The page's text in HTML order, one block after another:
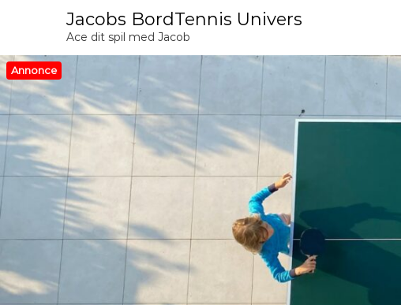
e
r
e
t
l
n
h
l
Jacobs BordTennis Univers
Ace dit spil med Jacob
Annonce